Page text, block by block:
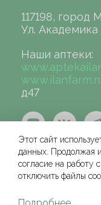
117198, город
Ул. Академика
Наши аптеки:
д47
©сеть
Условия и
Этот сайт
данных. Продолжая
согласие на работу
отключить файлы